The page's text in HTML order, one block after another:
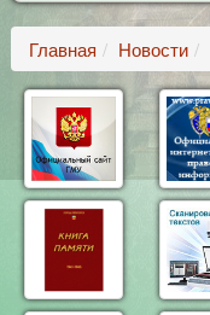
Главная Новости